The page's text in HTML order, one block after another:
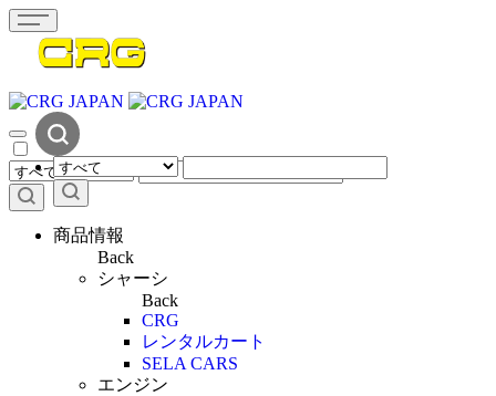
商品情報
Back
シャーシ
Back
CRG
レンタルカート
SELA CARS
エンジン